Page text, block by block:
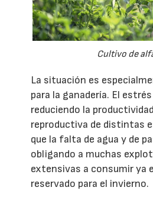
Cultivo de
La situación es
para la ganadería. El
reduciendo la
reproductiva de distintas
que la falta de agua y de
obligando a muchas
extensivas a consumir ya
reservado para el invierno.